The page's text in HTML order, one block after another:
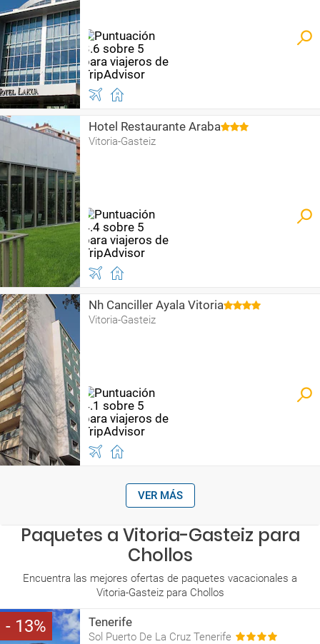
Hotel Restaurante Araba
Vitoria-Gasteiz
Nh Canciller Ayala Vitoria
Vitoria-Gasteiz
VER MÁS
Paquetes a Vitoria-Gasteiz para
Chollos
Encuentra las mejores ofertas de paquetes vacacionales a
Vitoria-Gasteiz para Chollos
13 Tenerife
Sol Puerto De La Cruz Tenerife